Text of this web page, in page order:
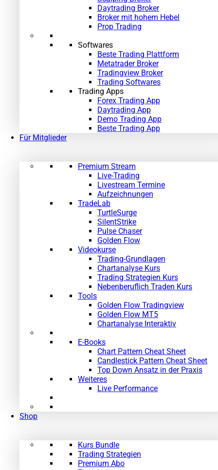
Daytrading Broker
Broker mit hohem Hebel
Prop Trading
Softwares
Beste Trading Plattform
Metatrader Broker
Tradingview Broker
Trading Softwares
Trading Apps
Forex Trading App
Daytrading App
Demo Trading App
Beste Trading App
Für Mitglieder
Premium Stream
Live-Trading
Livestream Termine
Aufzeichnungen
TradeLab
TurtleSurge
SilentStrike
Pulse Chaser
Golden Flow
Videokurse
Trading-Grundlagen
Chartanalyse Kurs
Trading Strategien Kurs
Nebenberuflich Traden Kurs
Tools
Golden Flow Tradingview
Golden Flow MT5
Chartanalyse Interaktiv
E-Books
Chart Pattern Cheat Sheet
Candlestick Pattern Cheat Sheet
Top Down Ansatz in der Praxis
Weiteres
Live Performance
Shop
Kurs Bundle
Trading Strategien
Premium Abo